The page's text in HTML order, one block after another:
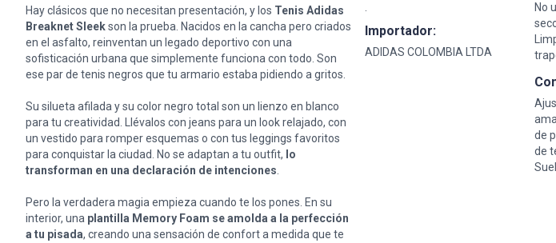
Hay clásicos que no necesitan presentación, y los Tenis Adidas
Breaknet Sleekson la prueba. Nacidos en la cancha pero criados
en el asfalto, reinventan un legado deportivo con una
sofisticación urbana que simplemente funciona con todo. Son
ese par de tenis negros que tu armario estaba pidiendo a gritos.
Su silueta afilada y su color negro total son un lienzo en blanco
para tu creatividad. Llévalos con jeans para un look relajado, con
un vestido para romper esquemas o con tus leggings favoritos
para conquistar la ciudad. No se adaptan a tu outfit, lo
transforman en una declaración de intenciones.
Pero la verdadera magia empieza cuando te los pones. En su
interior, una plantilla Memory Foam se amolda a la perfección
a tu pisada, creando una sensación de confort a medida que te
.
Importador:
ADIDAS COLOMBIA LTDA
No
de
de